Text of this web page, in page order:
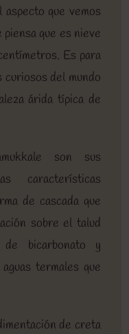
que vemos
piensa que es nieve
Es para
curiosos del mundo
árida típica de
son sus
características
de cascada que
sobre el talud
bicarbonato y
termales que
de creta